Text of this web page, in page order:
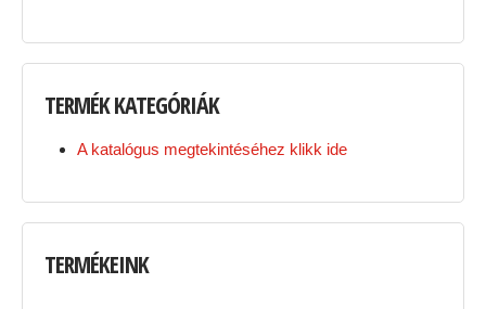
TERMÉKKATEGÓRIÁK
A katalógus megtekintéséhez klikk ide
TERMÉKEINK